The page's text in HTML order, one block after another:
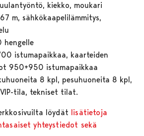
kiekko, moukari
m, sähkökaapelilämmitys,
hengelle
istumapaikkaa, kaarteiden
950+950 istumapaikkaa
8 kpl, pesuhuoneita 8 kpl,
tila, tekniset tilat.
löydät lisätietoja
yhteystiedot sekä